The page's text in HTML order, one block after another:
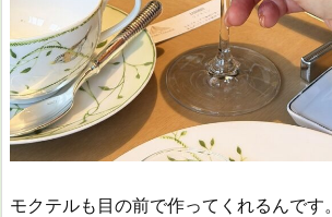
モクテルも目の前で作ってくれるんです。